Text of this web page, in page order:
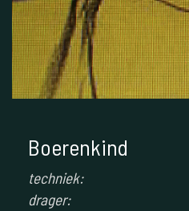
Boerenkind
techniek:
drager: